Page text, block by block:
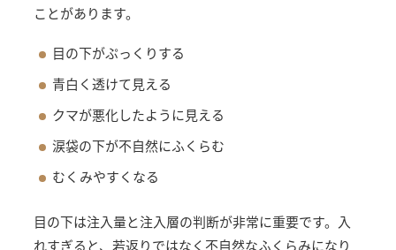
ことがあります。
目の下がぷっくりする
青白く透けて見える
クマが悪化したように見える
涙袋の下が不自然にふくらむ
むくみやすくなる
目の下は注入量と注入層の判断が非常に重要です。入
れすぎると、若返りではなく不自然なふくらみになり